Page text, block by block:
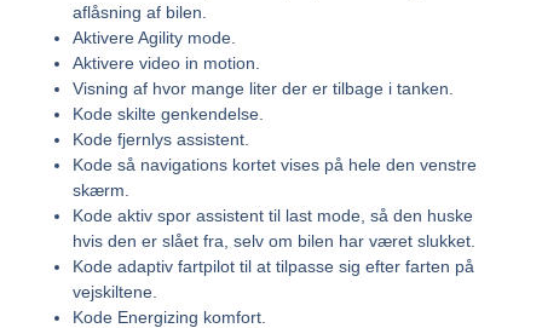
aflåsning af bilen.
Aktivere Agility mode.
Aktivere video in motion.
Visning af hvor mange liter der er tilbage i tanken.
Kode skilte genkendelse.
Kode fjernlys assistent.
Kode så navigations kortet vises på hele den venstre
skærm.
Kode aktiv spor assistent til last mode, så den huske
hvis den er slået fra, selv om bilen har været slukket.
Kode adaptiv fartpilot til at tilpasse sig efter farten på
vejskiltene.
Kode Energizing komfort.